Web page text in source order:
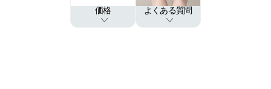
価格 よくある質問